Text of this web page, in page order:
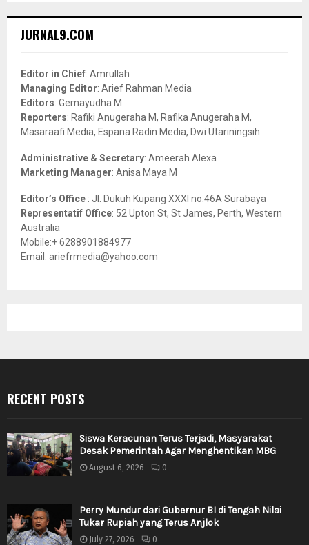
h
o
r
:
JURNAL9.COM
Editor in Chief: Amrullah
Managing Editor: Arief Rahman Media
Editors: Gemayudha M
Reporters: Rafiki Anugeraha M, Rafika Anugeraha M,
Masaraafi Media, Espana Radin Media, Dwi Utariningsih
Administrative & Secretary: Ameerah Alexa
Marketing Manager: Anisa Maya M
Editor’s Office : Jl. Dukuh Kupang XXXI no.46A Surabaya
Representatif Office: 52 Upton St, St James, Perth, Western
Australia
Mobile:+ 6288901884977
Email: ariefrmedia@yahoo.com
RECENT POSTS
Siswa Keracunan Terus Terjadi, Masyarakat
Desak Pemerintah Agar Menghentikan MBG
August 6, 2026 0
Perry Mundur dari Gubernur BI di Tengah Nilai
Tukar Rupiah yang Terus Anjlok
July 27, 2026 0